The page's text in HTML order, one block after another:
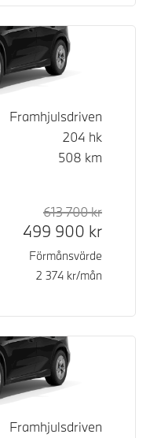
Framhjulsdriven
204 hk
508 km
Rek. ord
613 700kr
499 900 kr
Förmånsvärde
2 374 kr/mån
Framhjulsdriven